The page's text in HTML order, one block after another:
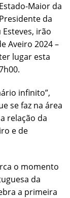
Maior da
da
Esteves, irão
Aveiro 2024 –
lugar esta
infinito”,
se faz na área
relação da
e de
o momento
da
a primeira